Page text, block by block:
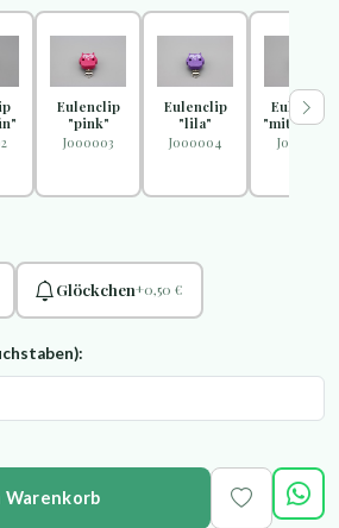
Eulenclip
"pink"
J000003
Eulenclip
"lila"
J000004
Eulenclip
J000005
Glöckchen+0,50 €
Warenkorb